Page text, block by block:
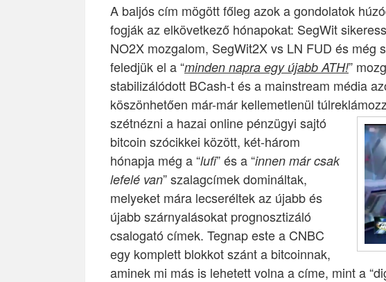
A baljós cím mögött főleg azok a gondolatok
fogják az elkövetkező hónapokat: SegWit
NO2X mozgalom, SegWit2X vs LN FUD és még
feledjük el a “minden napra egy újabb ATH!”
stabilizálódott BCash-t és a mainstream média
köszönhetően már-már kellemetlenül
szétnézni a hazai online pénzügyi sajtó
bitcoin szócikkei között, két-három
hónapja még a “lufi” és a “innen már csak
lefelé van” szalagcímek domináltak,
melyeket mára lecseréltek az újabb és
újabb szárnyalásokat prognosztizáló
csalogató címek. Tegnap este a CNBC
egy komplett blokkot szánt a bitcoinnak,
aminek mi más is lehetett volna a címe, mint a